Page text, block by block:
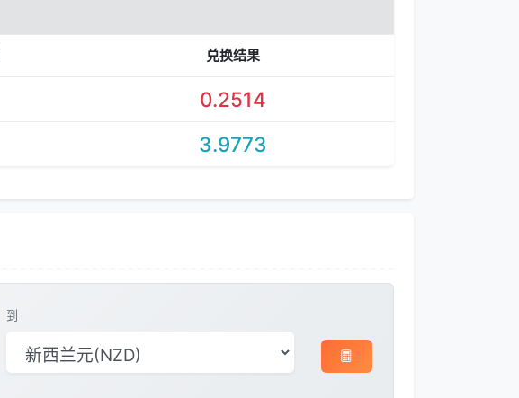
兑换结果
0.2514
3.9773
到